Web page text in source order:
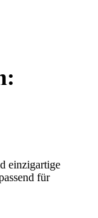
einzigartige
für